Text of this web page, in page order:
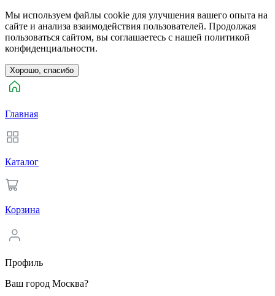
Мы используем файлы cookie для улучшения вашего опыта на
сайте и анализа взаимодействия пользователей. Продолжая
пользоваться сайтом, вы соглашаетесь с нашей политикой
конфиденциальности.
Хорошо, спасибо
Главная
Каталог
Корзина
Профиль
Ваш город Москва?